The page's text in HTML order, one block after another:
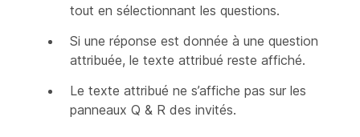
tout en sélectionnant les questions.
Si une réponse est donnée à une question
attribuée, le texte attribué reste affiché.
Le texte attribué ne s’affiche pas sur les
panneaux Q & R des invités.